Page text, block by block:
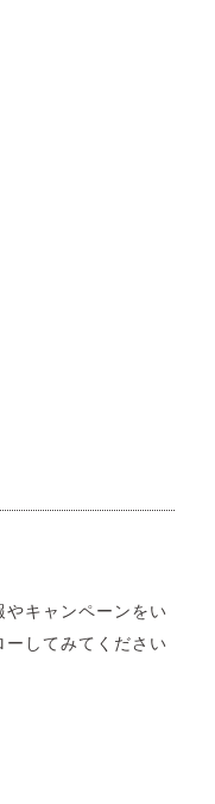
やキャンペーンをい
ーしてみてください